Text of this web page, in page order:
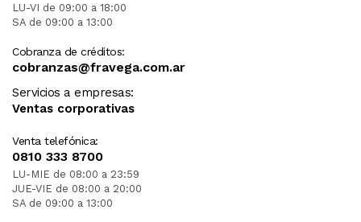
LU-VI de 09:00 a 18:00
SA de 09:00 a 13:00
Cobranza de créditos:
cobranzas@fravega.com.ar
Servicios a empresas:
Ventas corporativas
Venta telefónica:
0810 333 8700
LU-MIE de 08:00 a 23:59
JUE-VIE de 08:00 a 20:00
SA de 09:00 a 13:00